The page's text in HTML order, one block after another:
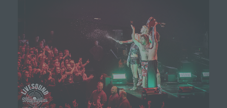
an den für die Verarbeitung Verantwortlichen übermittelt
werden, ergibt sich aus der jeweiligen Eingabemaske,
die für die Registrierung verwendet wird. Die von der
betroffenen Person eingegebenen personenbezogenen
Daten werden ausschließlich für die interne
Verwendung bei dem für die Verarbeitung
Verantwortlichen und für eigene Zwecke erhoben und
gespeichert. Der für die Verarbeitung Verantwortliche
kann die Weitergabe an einen oder mehrere
Auftragsverarbeiter, beispielsweise einen
Paketdienstleister, veranlassen, der die